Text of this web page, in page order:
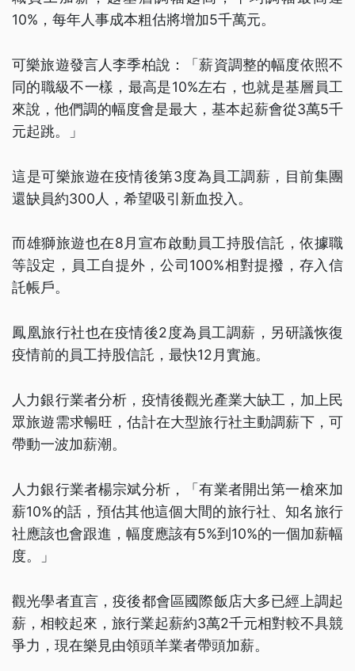
10%，每年人事成本粗估將增加5千萬元。
可樂旅遊發言人李季柏說：「薪資調整的幅度依照不
同的職級不一樣，最高是10%左右，也就是基層員工
來說，他們調的幅度會是最大，基本起薪會從3萬5千
元起跳。」
這是可樂旅遊在疫情後第3度為員工調薪，目前集團
還缺員約300人，希望吸引新血投入。
而雄獅旅遊也在8月宣布啟動員工持股信託，依據職
等設定，員工自提外，公司100%相對提撥，存入信
託帳戶。
鳳凰旅行社也在疫情後2度為員工調薪，另研議恢復
疫情前的員工持股信託，最快12月實施。
人力銀行業者分析，疫情後觀光產業大缺工，加上民
眾旅遊需求暢旺，估計在大型旅行社主動調薪下，可
帶動一波加薪潮。
人力銀行業者楊宗斌分析，「有業者開出第一槍來加
薪10%的話，預估其他這個大間的旅行社、知名旅行
社應該也會跟進，幅度應該有5%到10%的一個加薪幅
度。」
觀光學者直言，疫後都會區國際飯店大多已經上調起
薪，相較起來，旅行業起薪約3萬2千元相對較不具競
爭力，現在樂見由領頭羊業者帶頭加薪。